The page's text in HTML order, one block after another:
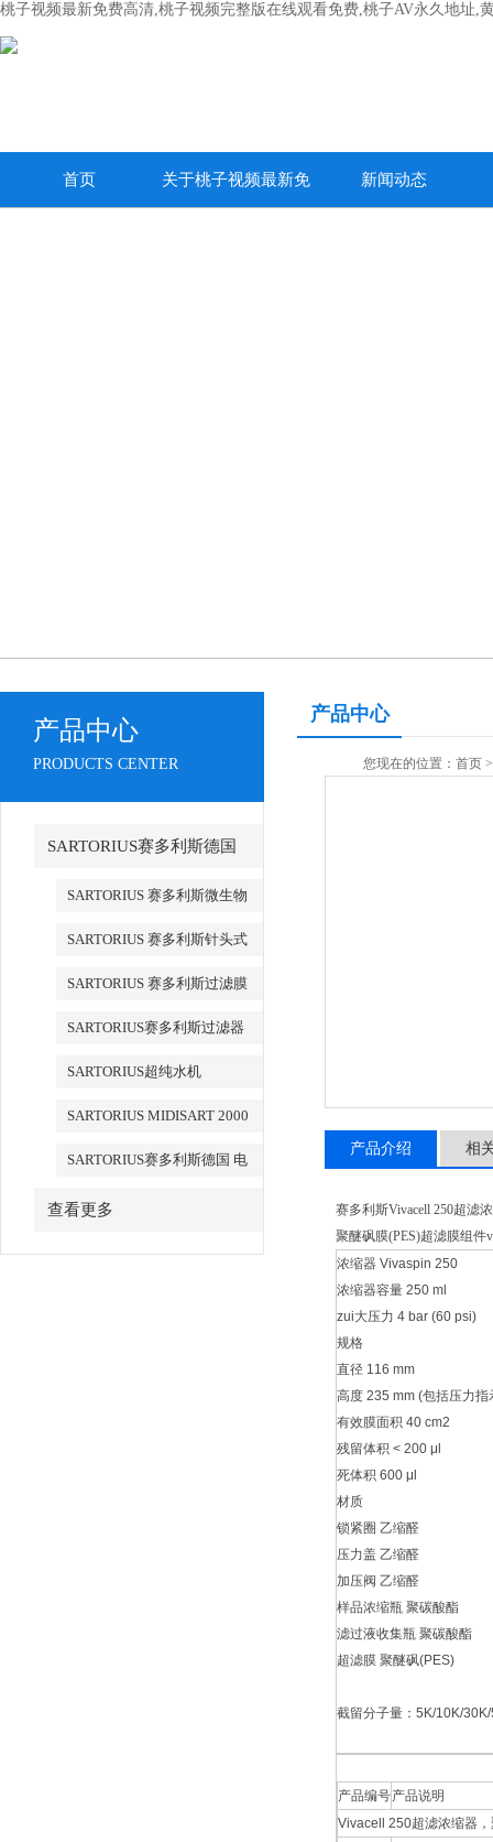
桃子视频最新免费高清,桃子视频完整版在线观看免费,桃子AV永久地址,
首页 关于桃子视频最新免 新闻动态
产品中心
PRODUCTS CENTER
SARTORIUS赛多利斯德国
SARTORIUS 赛多利斯微生物
SARTORIUS 赛多利斯针头式
SARTORIUS 赛多利斯过滤膜
SARTORIUS赛多利斯过滤器
SARTORIUS超纯水机
SARTORIUS MIDISART 2000
SARTORIUS赛多利斯德国 电
查看更多
产品中心
您现在的位置： 首页
产品介绍 相
赛多利斯Vivacell 250超滤
聚醚砜膜(PES)超滤膜组件
浓缩器 Vivaspin 250
浓缩器容量 250 ml
zui大压力 4 bar (60 psi)
规格
直径 116 mm
高度 235 mm (包括压力
有效膜面积 40 cm2
残留体积 < 200 μl
死体积 600 μl
材质
锁紧圈 乙缩醛
压力盖 乙缩醛
加压阀 乙缩醛
样品浓缩瓶 聚碳酸酯
滤过液收集瓶 聚碳酸酯
超滤膜 聚醚砜(PES)
截留分子量：5K/10K/
产品编号产品说明
Vivacell 250超滤浓缩器